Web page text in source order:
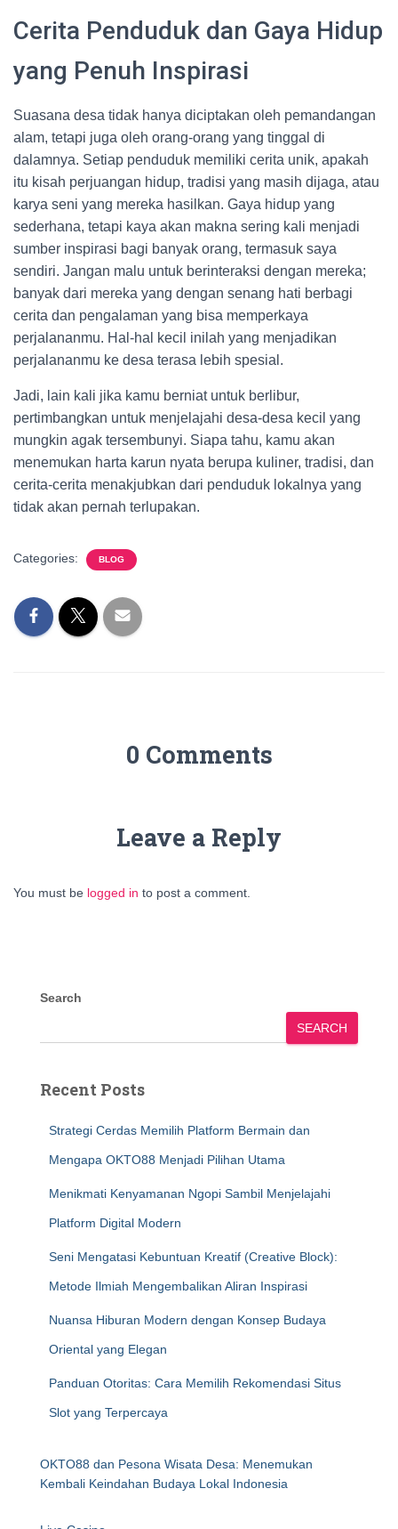
Cerita Penduduk dan Gaya Hidup
yang Penuh Inspirasi
Suasana desa tidak hanya diciptakan oleh pemandangan
alam, tetapi juga oleh orang-orang yang tinggal di
dalamnya. Setiap penduduk memiliki cerita unik, apakah
itu kisah perjuangan hidup, tradisi yang masih dijaga, atau
karya seni yang mereka hasilkan. Gaya hidup yang
sederhana, tetapi kaya akan makna sering kali menjadi
sumber inspirasi bagi banyak orang, termasuk saya
sendiri. Jangan malu untuk berinteraksi dengan mereka;
banyak dari mereka yang dengan senang hati berbagi
cerita dan pengalaman yang bisa memperkaya
perjalananmu. Hal-hal kecil inilah yang menjadikan
perjalananmu ke desa terasa lebih spesial.
Jadi, lain kali jika kamu berniat untuk berlibur,
pertimbangkan untuk menjelajahi desa-desa kecil yang
mungkin agak tersembunyi. Siapa tahu, kamu akan
menemukan harta karun nyata berupa kuliner, tradisi, dan
cerita-cerita menakjubkan dari penduduk lokalnya yang
tidak akan pernah terlupakan.
Categories: BLOG
0 Comments
Leave a Reply
You must be logged in to post a comment.
Search
SEARCH
Recent Posts
Strategi Cerdas Memilih Platform Bermain dan
Mengapa OKTO88 Menjadi Pilihan Utama
Menikmati Kenyamanan Ngopi Sambil Menjelajahi
Platform Digital Modern
Seni Mengatasi Kebuntuan Kreatif (Creative Block):
Metode Ilmiah Mengembalikan Aliran Inspirasi
Nuansa Hiburan Modern dengan Konsep Budaya
Oriental yang Elegan
Panduan Otoritas: Cara Memilih Rekomendasi Situs
Slot yang Terpercaya
OKTO88 dan Pesona Wisata Desa: Menemukan
Kembali Keindahan Budaya Lokal Indonesia